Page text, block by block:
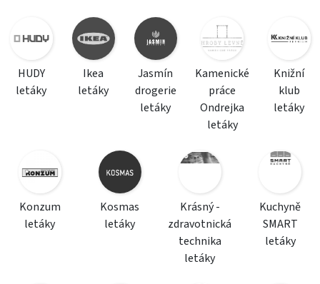
HUDY
letáky
Ikea
letáky
Jasmín
drogerie
letáky
Kamenické
práce
Ondrejka
letáky
Knižní
klub
letáky
Konzum
letáky
Kosmas
letáky
Krásný -
zdravotnická
technika
letáky
Kuchyně
SMART
letáky